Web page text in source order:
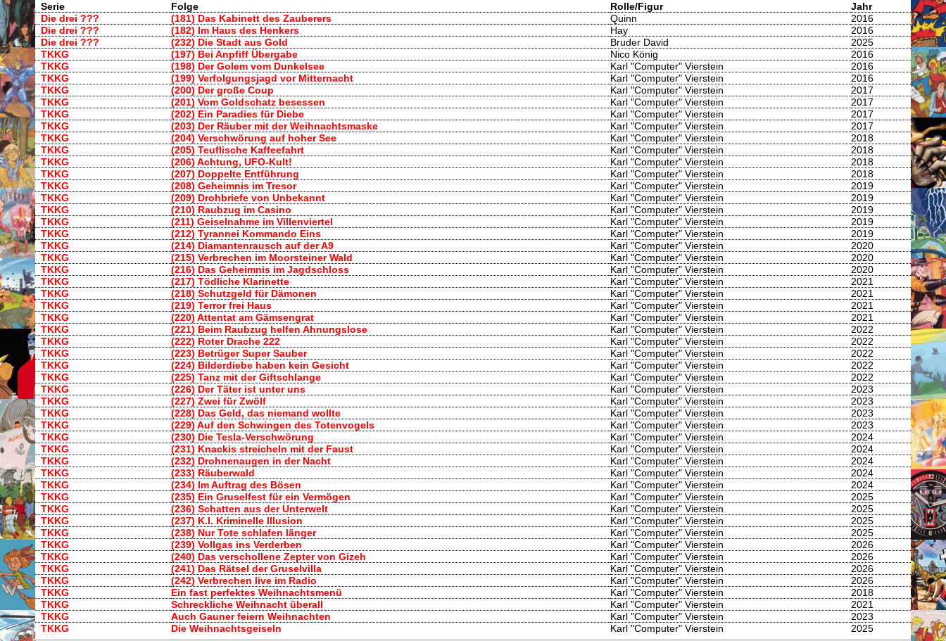
Serie Folge Rolle/Figur
Jahr
Die drei ???
(181) Das Kabinett des Zauberers Quinn
2016
Die drei ???
(182) Im Haus des Henkers Hay
2016
Die drei ???
(232) Die Stadt aus Gold Bruder David
2025
TKKG
(197) Bei Anpfiff Übergabe Nico König
2016
TKKG
(198) Der Golem vom Dunkelsee Karl "Computer" Vierstein
2016
TKKG
(199) Verfolgungsjagd vor Mitternacht Karl "Computer" Vierstein
2016
TKKG
(200) Der große Coup Karl "Computer" Vierstein
2017
TKKG
(201) Vom Goldschatz besessen Karl "Computer" Vierstein
2017
TKKG
(202) Ein Paradies für Diebe Karl "Computer" Vierstein
2017
TKKG
(203) Der Räuber mit der Weihnachtsmaske Karl "Computer" Vierstein
2017
TKKG
(204) Verschwörung auf hoher See Karl "Computer" Vierstein
2018
TKKG
(205) Teuflische Kaffeefahrt Karl "Computer" Vierstein
2018
TKKG
(206) Achtung, UFO-Kult! Karl "Computer" Vierstein
2018
TKKG
(207) Doppelte Entführung Karl "Computer" Vierstein
2018
TKKG
(208) Geheimnis im Tresor Karl "Computer" Vierstein
2019
TKKG
(209) Drohbriefe von Unbekannt Karl "Computer" Vierstein
2019
TKKG
(210) Raubzug im Casino Karl "Computer" Vierstein
2019
TKKG
(211) Geiselnahme im Villenviertel Karl "Computer" Vierstein
2019
TKKG
(212) Tyrannei Kommando Eins Karl "Computer" Vierstein
2019
TKKG
(214) Diamantenrausch auf der A9 Karl "Computer" Vierstein
2020
TKKG
(215) Verbrechen im Moorsteiner Wald Karl "Computer" Vierstein
2020
TKKG
(216) Das Geheimnis im Jagdschloss Karl "Computer" Vierstein
2020
TKKG
(217) Tödliche Klarinette Karl "Computer" Vierstein
2021
TKKG
(218) Schutzgeld für Dämonen Karl "Computer" Vierstein
2021
TKKG
(219) Terror frei Haus Karl "Computer" Vierstein
2021
TKKG
(220) Attentat am Gämsengrat Karl "Computer" Vierstein
2021
TKKG
(221) Beim Raubzug helfen Ahnungslose Karl "Computer" Vierstein
2022
TKKG
(222) Roter Drache 222 Karl "Computer" Vierstein
2022
TKKG
(223) Betrüger Super Sauber Karl "Computer" Vierstein
2022
TKKG
(224) Bilderdiebe haben kein Gesicht Karl "Computer" Vierstein
2022
TKKG
(225) Tanz mit der Giftschlange Karl "Computer" Vierstein
2022
TKKG
(226) Der Täter ist unter uns Karl "Computer" Vierstein
2023
TKKG
(227) Zwei für Zwölf Karl "Computer" Vierstein
2023
TKKG
(228) Das Geld, das niemand wollte Karl "Computer" Vierstein
2023
TKKG
(229) Auf den Schwingen des Totenvogels Karl "Computer" Vierstein
2023
TKKG
(230) Die Tesla-Verschwörung Karl "Computer" Vierstein
2024
TKKG
(231) Knackis streicheln mit der Faust Karl "Computer" Vierstein
2024
TKKG
(232) Drohnenaugen in der Nacht Karl "Computer" Vierstein
2024
TKKG
(233) Räuberwald Karl "Computer" Vierstein
2024
TKKG
(234) Im Auftrag des Bösen Karl "Computer" Vierstein
2024
TKKG
(235) Ein Gruselfest für ein Vermögen Karl "Computer" Vierstein
2025
TKKG
(236) Schatten aus der Unterwelt Karl "Computer" Vierstein
2025
TKKG
(237) K.I. Kriminelle Illusion Karl "Computer" Vierstein
2025
TKKG
(238) Nur Tote schlafen länger Karl "Computer" Vierstein
2025
TKKG
(239) Vollgas ins Verderben Karl "Computer" Vierstein
2026
TKKG
(240) Das verschollene Zepter von Gizeh Karl "Computer" Vierstein
2026
TKKG
(241) Das Rätsel der Gruselvilla Karl "Computer" Vierstein
2026
TKKG
(242) Verbrechen live im Radio Karl "Computer" Vierstein
2026
TKKG
Ein fast perfektes Weihnachtsmenü Karl "Computer" Vierstein
2018
TKKG
Schreckliche Weihnacht überall Karl "Computer" Vierstein
2021
TKKG
Auch Gauner feiern Weihnachten Karl "Computer" Vierstein
2023
TKKG
Die Weihnachtsgeiseln Karl "Computer" Vierstein 2025